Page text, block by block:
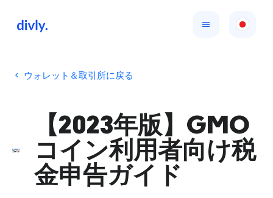
ウォレット＆取引所に戻る
【2023年版】GMO
コイン利用者向け税
金申告ガイド